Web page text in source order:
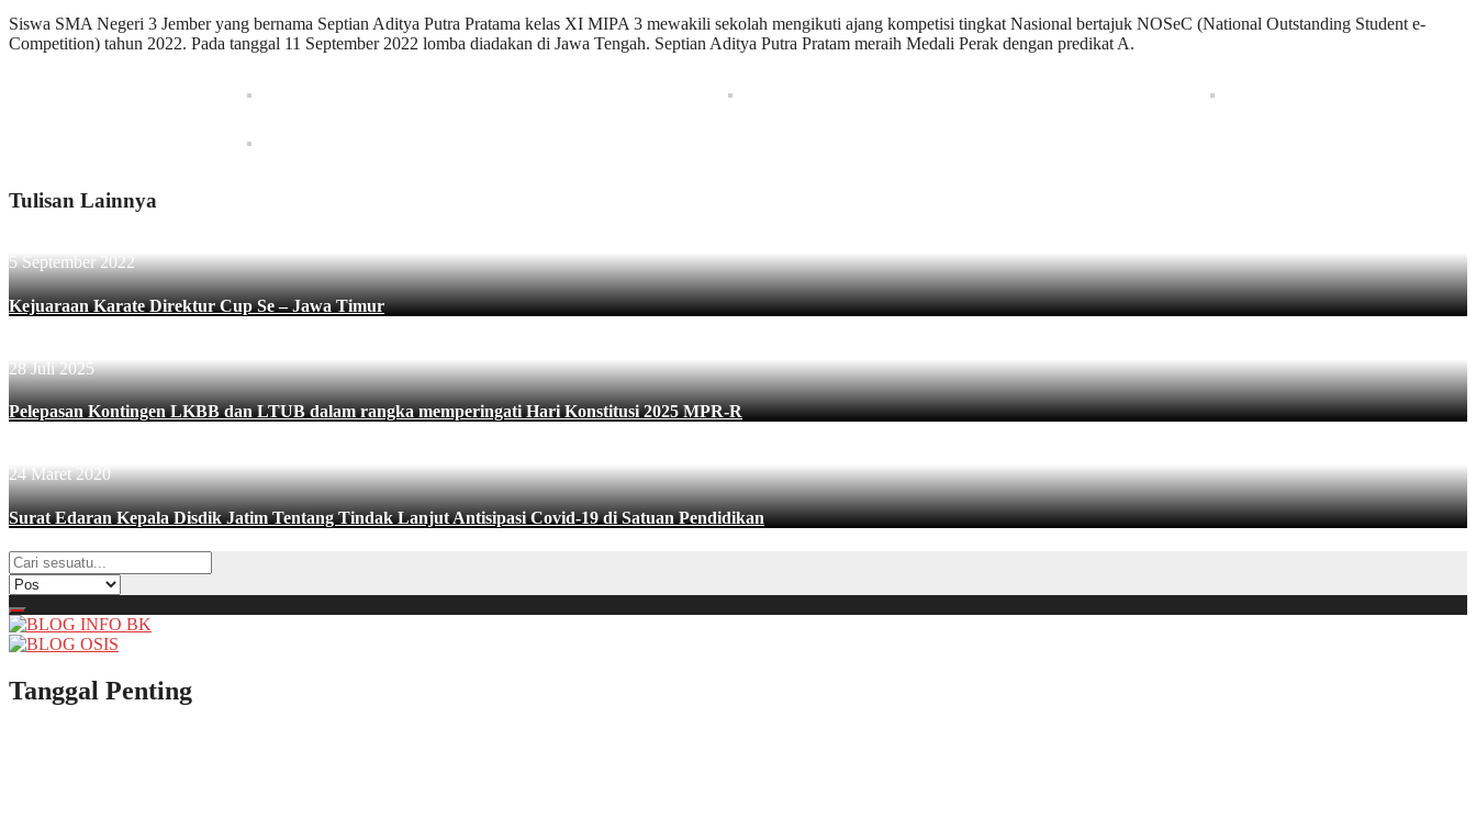
Siswa SMA Negeri 3 Jember yang bernama Septian Aditya Putra Pratama kelas XI MIPA 3 mewakili sekolah mengikuti ajang kompetisi tingkat Nasional bertajuk NOSeC (National Outstanding Student e-
Competition) tahun 2022. Pada tanggal 11 September 2022 lomba diadakan di Jawa Tengah. Septian Aditya Putra Pratam meraih Medali Perak dengan predikat A.
Tulisan Lainnya
5 September 2022
Kejuaraan Karate Direktur Cup Se – Jawa Timur
28 Juli 2025
Pelepasan Kontingen LKBB dan LTUB dalam rangka memperingati Hari Konstitusi 2025 MPR-R
24 Maret 2020
Surat Edaran Kepala Disdik Jatim Tentang Tindak Lanjut Antisipasi Covid-19 di Satuan Pendidikan
Tanggal Penting